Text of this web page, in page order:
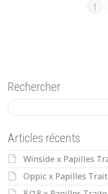
1
Rechercher
Articles récents
Winside x Papilles
Oppic x Papilles